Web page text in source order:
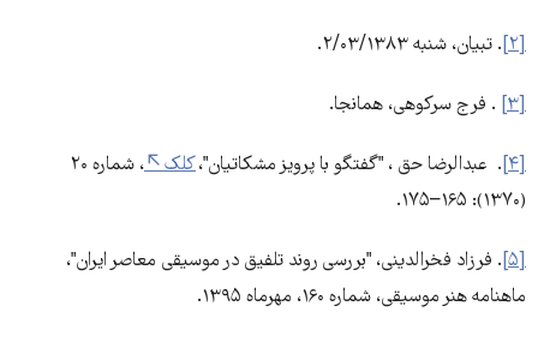
[۲] . تبیان، شنبه ۲/۰۳/۱۳۸۳.
[۳] . فرج سرکوهی، همانجا.
[۴] . عبدالرضا حق ، "گفتگو با پرویز مشکاتیان"،کلک
، شماره ۲۰
(۱۳۷۰): ۱۶۵–۱۷۵.
[۵]
. فرزاد فخرالدینی، "بررسی روند تلفیق در موسیقی معاصر ایران"،
ماهنامه هنر موسیقی، شماره ۱۶۰، مهرماه ۱۳۹۵.